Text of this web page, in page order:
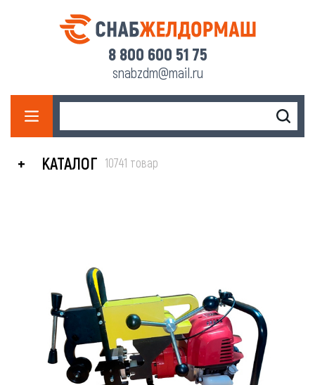
8 800 600 51 75
snabzdm@mail.ru
КАТАЛОГ 10741 товар